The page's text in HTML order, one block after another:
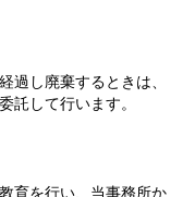
過し廃棄するときは、
託して行います。
育を行い、当事務所か